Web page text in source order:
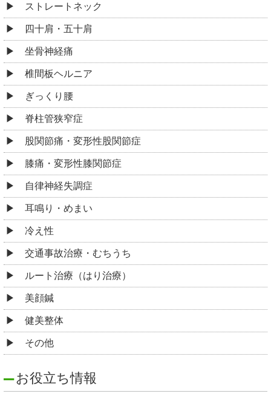
ストレートネック
四十肩・五十肩
坐骨神経痛
椎間板ヘルニア
ぎっくり腰
脊柱管狭窄症
股関節痛・変形性股関節症
膝痛・変形性膝関節症
自律神経失調症
耳鳴り・めまい
冷え性
交通事故治療・むちうち
ルート治療（はり治療）
美顔鍼
健美整体
その他
お役立ち情報